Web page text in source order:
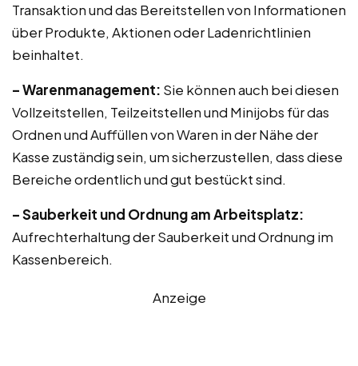
Transaktion und das Bereitstellen von Informationen
über Produkte, Aktionen oder Ladenrichtlinien
beinhaltet.
– Warenmanagement: Sie können auch bei diesen
Vollzeitstellen, Teilzeitstellen und Minijobs für das
Ordnen und Auffüllen von Waren in der Nähe der
Kasse zuständig sein, um sicherzustellen, dass diese
Bereiche ordentlich und gut bestückt sind.
– Sauberkeit und Ordnung am Arbeitsplatz:
Aufrechterhaltung der Sauberkeit und Ordnung im
Kassenbereich.
Anzeige